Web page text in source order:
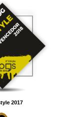
2017